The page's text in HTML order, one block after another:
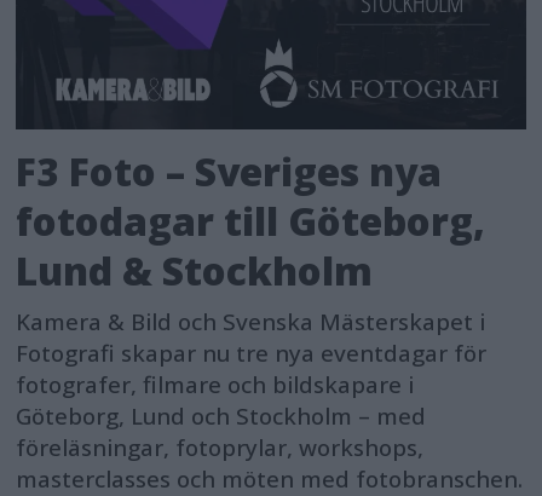
F3 Foto – Sveriges nya
fotodagar till Göteborg,
Lund & Stockholm
Kamera & Bild och Svenska Mästerskapet i
Fotografi skapar nu tre nya eventdagar för
fotografer, filmare och bildskapare i
Göteborg, Lund och Stockholm – med
föreläsningar, fotoprylar, workshops,
masterclasses och möten med fotobranschen.